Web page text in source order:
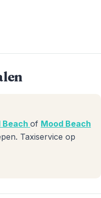
Beach of Mood Beach
Taxiservice op